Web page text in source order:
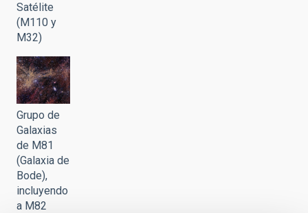
Satélite
(M110 y
M32)
Grupo de
Galaxias
de M81
(Galaxia de
Bode),
incluyendo
a M82